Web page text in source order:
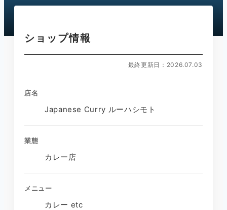
ショップ情報
最終更新日：2026.07.03
店名
Japanese Curry ルーハシモト
業態
カレー店
メニュー
カレー etc